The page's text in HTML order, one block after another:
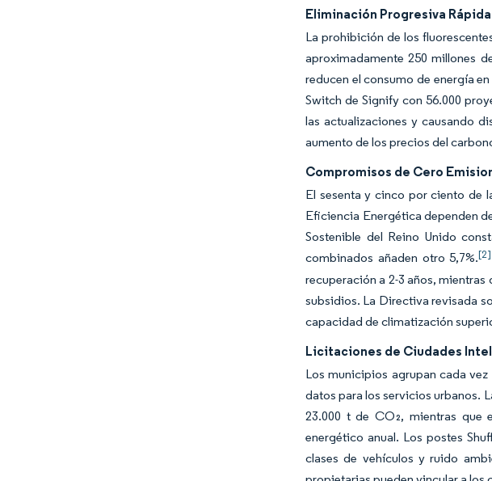
Eliminación Progresiva
La prohibición de los
aproximadamente 250 millones
reducen el consumo de energía
Switch de Signify con 56.000
las actualizaciones y causando
aumento de los precios del
Compromisos de Cero
El sesenta y cinco por ciento de
Eficiencia Energética dependen
Sostenible del Reino Unido
combinados añaden otro 5,7%.[2]
recuperación a 2-3 años, mientras
subsidios. La Directiva revisada
capacidad de climatización
Licitaciones de Ciudades
Los municipios agrupan cada
datos para los servicios urbanos.
23.000 t de CO₂, mientras que
energético anual. Los postes
clases de vehículos y ruido